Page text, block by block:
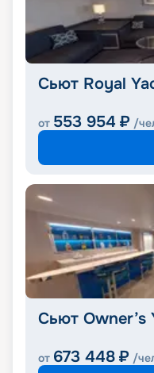
Сьют Royal
от 553 954 ₽ /
Сьют Owner’s
от 673 448 ₽ /